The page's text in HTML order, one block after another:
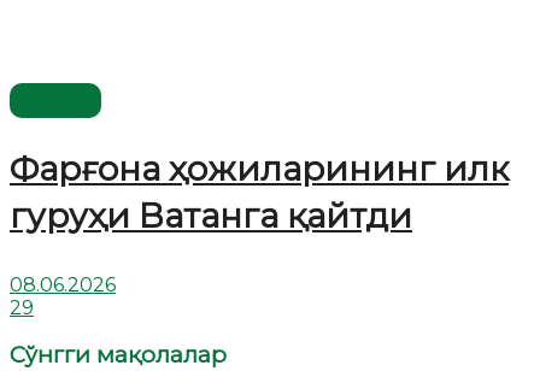
Фарғона ҳожиларининг илк
гуруҳи Ватанга қайтди
08.06.2026
29
Сўнгги мақолалар